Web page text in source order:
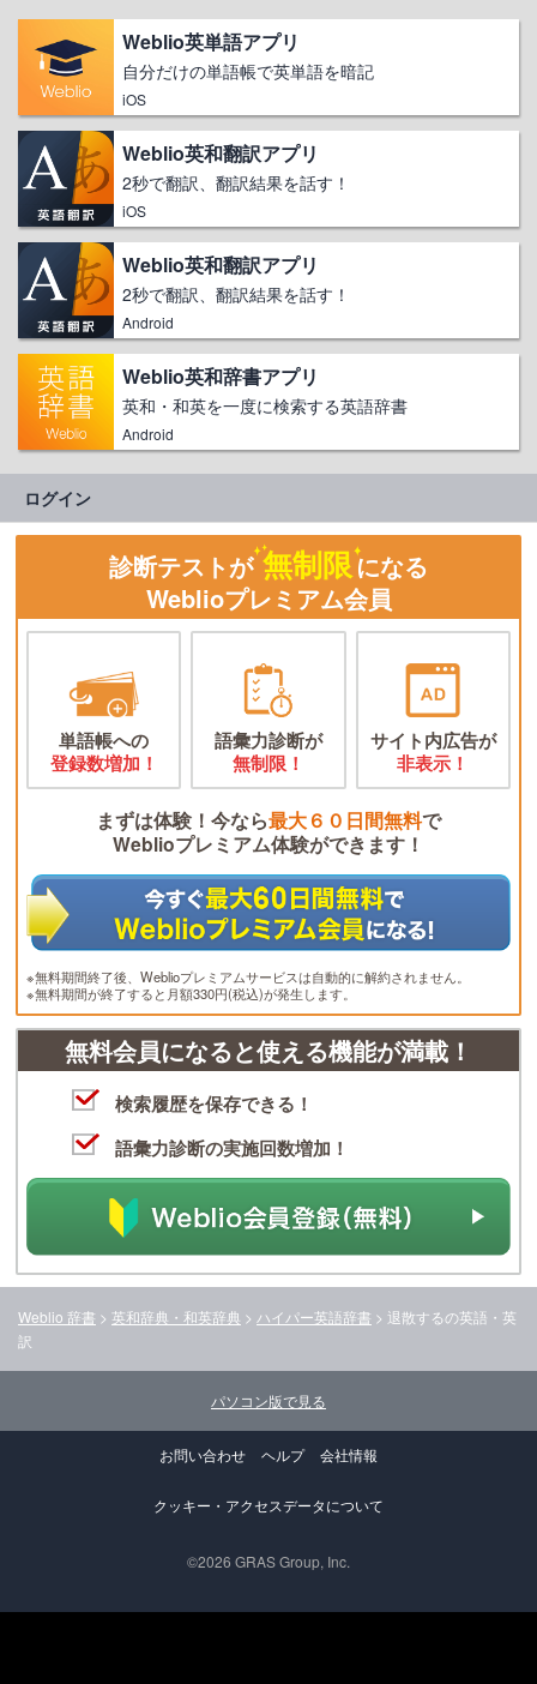
Weblio英単語アプリ
自分だけの単語帳で英単語を暗記
iOS
Weblio英和翻訳アプリ
2秒で翻訳、翻訳結果を話す！
iOS
Weblio英和翻訳アプリ
2秒で翻訳、翻訳結果を話す！
Android
Weblio英和辞書アプリ
英和・和英を一度に検索する英語辞書
Android
ログイン
診断テストが 無制限になる
Weblioプレミアム会員
単語帳への
登録数増加！
語彙力診断が
無制限！
サイト内広告が
非表示！
まずは体験！今なら最大６０日間無料で
Weblioプレミアム体験ができます！
※無料期間終了後、Weblioプレミアムサービスは自動的に解約されません。
※無料期間が終了すると月額330円(税込)が発生します。
無料会員になると使える機能が満載！
検索履歴を保存できる！
語彙力診断の実施回数増加！
Weblio 辞書 > 英和辞典・和英辞典 > ハイパー英語辞書 > 退散するの英語・英
訳
パソコン版で見る
お問い合わせ ヘルプ 会社情報
クッキー・アクセスデータについて
©2026 GRAS Group, Inc.